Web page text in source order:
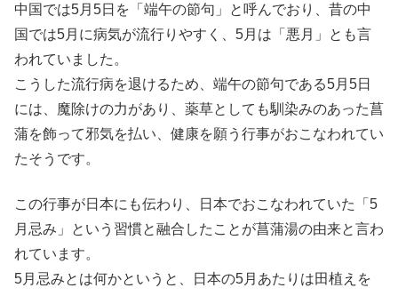
中国では5月5日を「端午の節句」と呼んでおり、昔の中
国では5月に病気が流行りやすく、5月は「悪月」とも言
われていました。
こうした流行病を退けるため、端午の節句である5月5日
には、魔除けの力があり、薬草としても馴染みのあった菖
蒲を飾って邪気を払い、健康を願う行事がおこなわれてい
たそうです。
この行事が日本にも伝わり、日本でおこなわれていた「5
月忌み」という習慣と融合したことが菖蒲湯の由来と言わ
れています。
5月忌みとは何かというと、日本の5月あたりは田植えを